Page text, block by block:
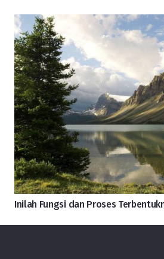
Inilah Fungsi dan Proses